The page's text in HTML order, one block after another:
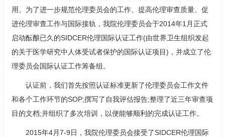
用。为了进一步规范伦理委员会的工作、提高伦理审查质量、促
进伦理审查工作与国际接轨，我院伦理委员会于2014年1月正式
启动酝酿已久的SIDCER伦理国际认证工作(由世界卫生组织发起
的关于医学研究中人体受试者保护的国际认证项目)，并成立了伦
理委员会国际认证工作筹备组。
认证前，我们首先按照认证标准更新了伦理委员会工作文件
和各个工作环节的SOP;撰写了自我评估报告;整理了近三年审查项
目的文档;并组织了多次培训，以便能够顺利的完成认证工作。
2015年4月7-9日，我院伦理委员会接受了SIDCER伦理国际